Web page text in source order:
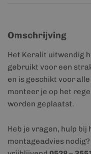
Omschrijving
Het Keralit uitwendig
gebruikt voor een
en is geschikt voor alle
monteer je op het
worden geplaatst.
Heb je vragen, hulp bij
montageadvies